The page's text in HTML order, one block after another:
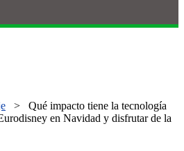
> Qué impacto tiene la tecnología
en Navidad y disfrutar de la